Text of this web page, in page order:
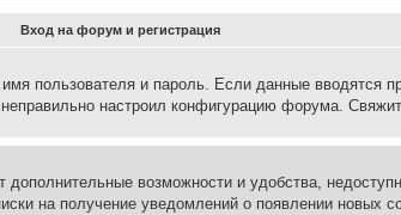
Вход на форум и регистрация
пользователя и пароль. Если данные вводятся
настроил конфигурацию форума.
возможности и удобства,
на получение уведомлений о появлении